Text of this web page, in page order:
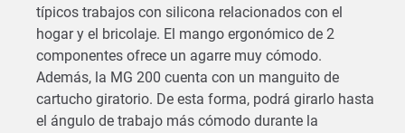
típicos trabajos con silicona relacionados con el
hogar y el bricolaje. El mango ergonómico de 2
componentes ofrece un agarre muy cómodo.
Además, la MG 200 cuenta con un manguito de
cartucho giratorio. De esta forma, podrá girarlo hasta
el ángulo de trabajo más cómodo durante la